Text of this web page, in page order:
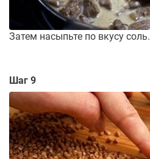
Затем насыпьте по вкусу соль.
Шаг 9